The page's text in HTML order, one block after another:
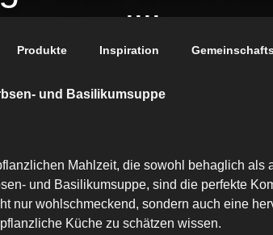
Produkte Inspiration
und Basilikumsuppe
Mahlzeit, die sowohl behaglich
und Basilikumsuppe, sind die perfekte
nur wohlschmeckend, sondern auch eine
Küche zu schätzen wissen.